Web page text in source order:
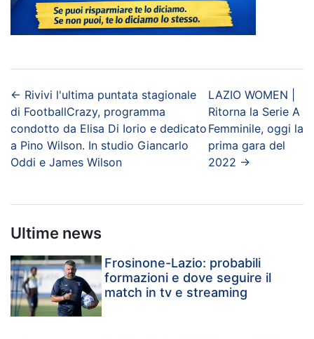
← Rivivi l'ultima puntata stagionale
di FootballCrazy, programma
condotto da Elisa Di Iorio e dedicato
a Pino Wilson. In studio Giancarlo
Oddi e James Wilson
LAZIO WOMEN |
Ritorna la Serie A
Femminile, oggi la
prima gara del
2022 →
Ultime news
Frosinone-Lazio: probabili
formazioni e dove seguire il
match in tv e streaming